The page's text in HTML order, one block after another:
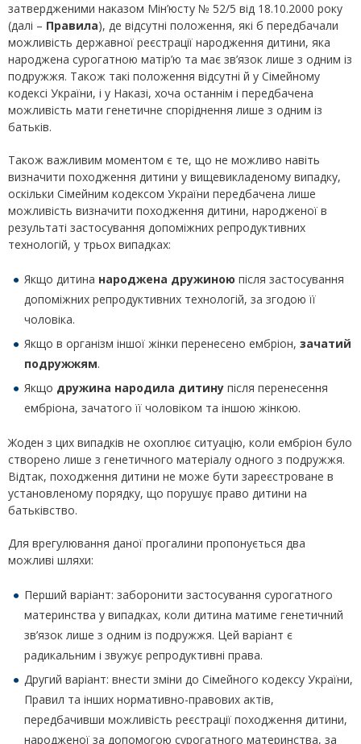
затвердженими наказом Мін’юсту № 52/5 від 18.10.2000 року
(далі – Правила), де відсутні положення, які б передбачали
можливість державної реєстрації народження дитини, яка
народжена сурогатною матір’ю та має зв’язок лише з одним із
подружжя. Також такі положення відсутні й у Сімейному
кодексі України, і у Наказі, хоча останнім і передбачена
можливість мати генетичне споріднення лише з одним із
батьків.
Також важливим моментом є те, що не можливо навіть
визначити походження дитини у вищевикладеному випадку,
оскільки Сімейним кодексом України передбачена лише
можливість визначити походження дитини, народженої в
результаті застосування допоміжних репродуктивних
технологій, у трьох випадках:
Якщо дитина народжена дружиною після застосування
допоміжних репродуктивних технологій, за згодою її
чоловіка.
Якщо в організм іншої жінки перенесено ембріон, зачатий
подружжям.
Якщо дружина народила дитину після перенесення
ембріона, зачатого її чоловіком та іншою жінкою.
Жоден з цих випадків не охоплює ситуацію, коли ембріон було
створено лише з генетичного матеріалу одного з подружжя.
Відтак, походження дитини не може бути зареєстроване в
установленому порядку, що порушує право дитини на
батьківство.
Для врегулювання даної прогалини пропонується два
можливі шляхи:
Перший варіант: заборонити застосування сурогатного
материнства у випадках, коли дитина матиме генетичний
зв’язок лише з одним із подружжя. Цей варіант є
радикальним і звужує репродуктивні права.
Другий варіант: внести зміни до Сімейного кодексу України,
Правил та інших нормативно-правових актів,
передбачивши можливість реєстрації походження дитини,
народженої за допомогою сурогатного материнства, за